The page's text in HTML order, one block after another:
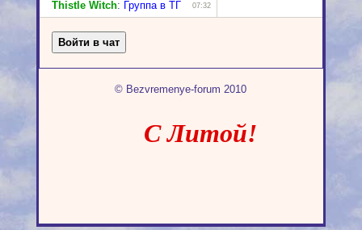
© Bezvremenye-forum 2010
С Литой!